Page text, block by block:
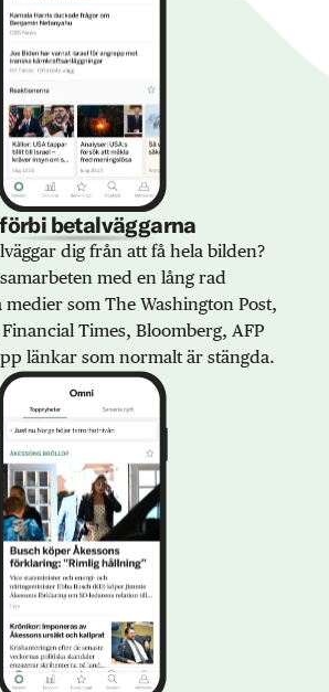
betalväggarna
dig från att få hela bilden?
med en lång rad
som The Washington Post,
Times, Bloomberg, AFP
länkar som normalt är stängda.